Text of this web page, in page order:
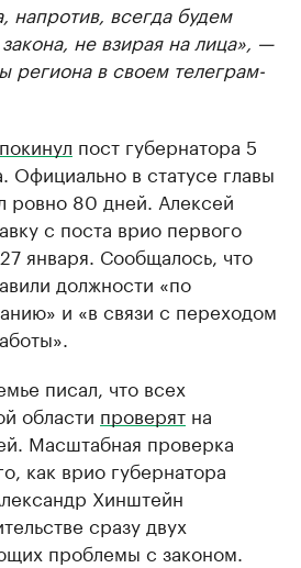
напротив, всегда будем
не взирая на лица», —
региона в своем телеграм-
покинул пост губернатора 5
Официально в статусе главы
ровно 80 дней. Алексей
с поста врио первого
января. Сообщалось, что
должности «по
и «в связи с переходом
писал, что всех
области проверят на
Масштабная проверка
как врио губернатора
Хинштейн
сразу двух
проблемы с законом.